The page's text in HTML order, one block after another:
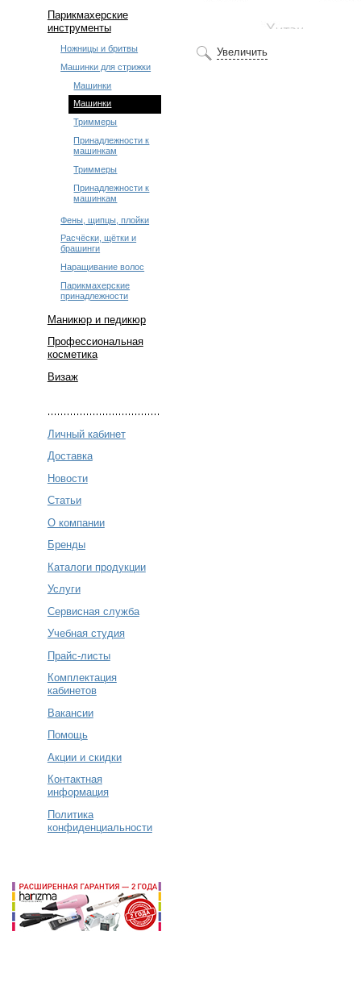
Парикмахерские
инструменты
Ножницы и бритвы
Машинки для стрижки
Машинки
Машинки
Триммеры
Принадлежности к
машинкам
Триммеры
Принадлежности к
машинкам
Фены, щипцы, плойки
Расчёски, щётки и
брашинги
Наращивание волос
Парикмахерские
принадлежности
Маникюр и педикюр
Профессиональная
косметика
Визаж
Личный кабинет
Доставка
Новости
Статьи
О компании
Бренды
Каталоги продукции
Услуги
Сервисная служба
Учебная студия
Прайс-листы
Комплектация
кабинетов
Вакансии
Помощь
Акции и скидки
Контактная
информация
Политика
конфиденциальности
Увеличить